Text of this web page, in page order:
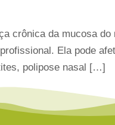
crônica da mucosa
Ela pode
polipose nasal […]